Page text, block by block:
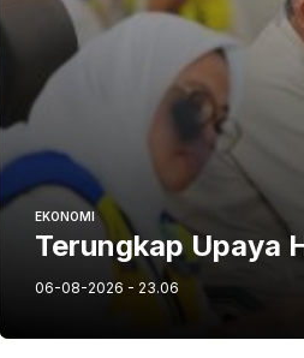
104, Begini Komitmennya:
EKONOMI
Terungkap Upaya
06-08-2026 - 23.06